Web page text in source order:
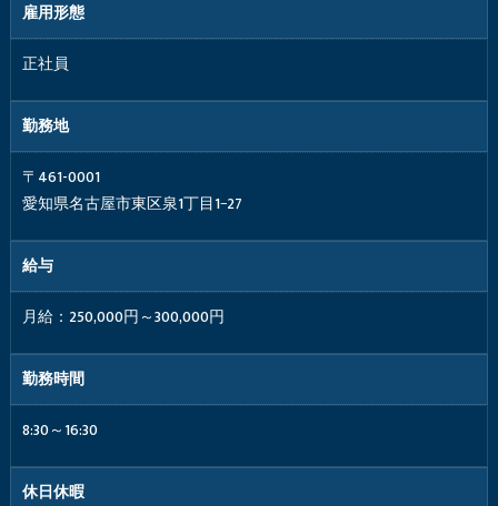
雇用形態
正社員
勤務地
〒461-0001
愛知県名古屋市東区泉1丁目1−27
給与
月給：250,000円～300,000円
勤務時間
8:30～16:30
休日休暇